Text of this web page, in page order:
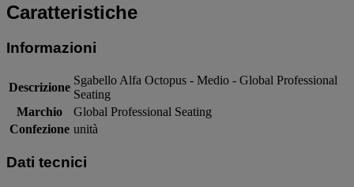
Caratteristiche
Informazioni
Descrizione
Sgabello Alfa Octopus - Medio - Global Professional
Seating
Marchio
Global Professional Seating
Confezione unità
Dati tecnici